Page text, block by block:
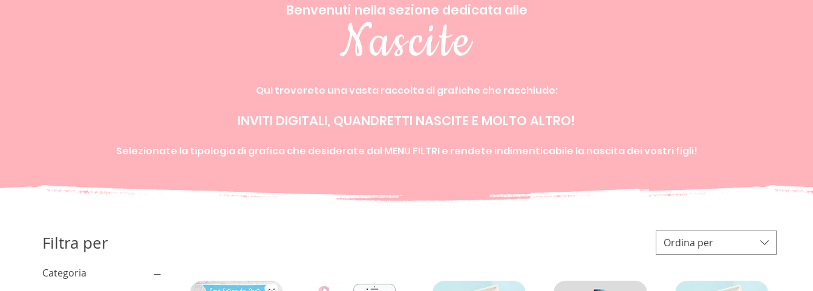
Nascite
Benvenuti nella sezione dedicata alle
Qui troverete una vasta raccolta di grafiche che racchiude:
INVITI DIGITALI, QUANDRETTI NASCITE E MOLTO ALTRO!
Selezionate la tipologia di grafica che desiderate dal MENU FILTRI e rendete indimenticabile la nascita dei vostri figli!
Filtra per
Categoria
Ordina per